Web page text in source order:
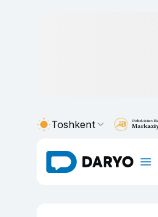
Toshkent